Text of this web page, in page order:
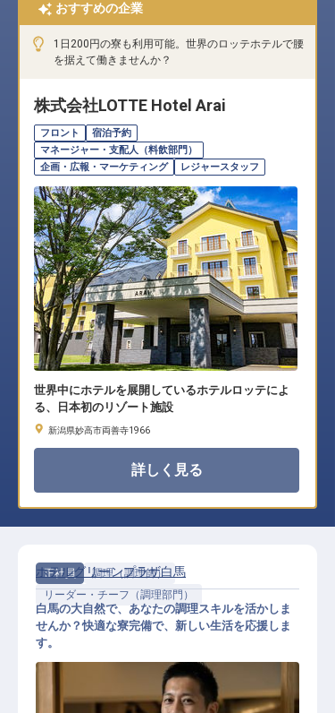
おすすめの企業
1日200円の寮も利用可能。世界のロッテホテルで腰
を据えて働きませんか？
株式会社LOTTE Hotel Arai
フロント
宿泊予約
マネージャー・支配人（料飲部門）
企画・広報・マーケティング
レジャースタッフ
世界中にホテルを展開しているホテルロッテによ
る、日本初のリゾート施設
新潟県妙高市両善寺1966
詳しく見る
正社員
調理（調理師）
リーダー・チーフ（調理部門）
ホテルグリーンプラザ白馬
白馬の大自然で、あなたの調理スキルを活かしま
せんか？快適な寮完備で、新しい生活を応援しま
す。